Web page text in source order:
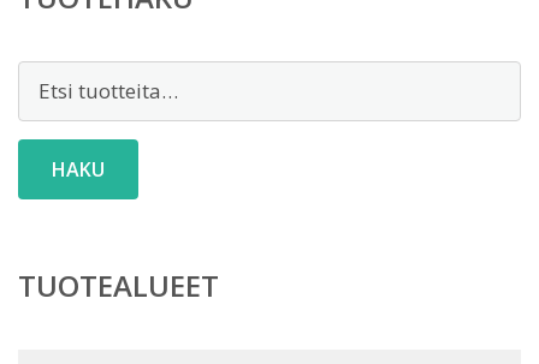
Etsi:
HAKU
TUOTEALUEET